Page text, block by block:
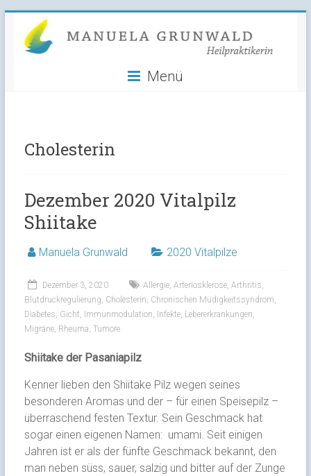
content
Manuela
Grunwald
Menü
Cholesterin
Dezember 2020 Vitalpilz
Shiitake
Manuela Grunwald 2020 Vitalpilze
Dezember 3, 2020 Allergie, Arteriosklerose, Arthritis
Blutdruckregulierung Cholesterin Chronischen Müdigkeitssyndrom
Diabetes Gicht Immunmodulation Infekte, Lebererkrankungen
Migräne, Rheuma Tumore
Shiitake der Pasaniapilz
Kenner lieben den Shiitake Pilz wegen seines
besonderen Aromas und der – für einen Speisepilz –
überraschend festen Textur. Sein Geschmack hat
sogar einen eigenen Namen: umami. Seit einigen
Jahren ist er als der fünfte Geschmack bekannt, den
man neben süss, sauer, salzig und bitter auf der Zunge